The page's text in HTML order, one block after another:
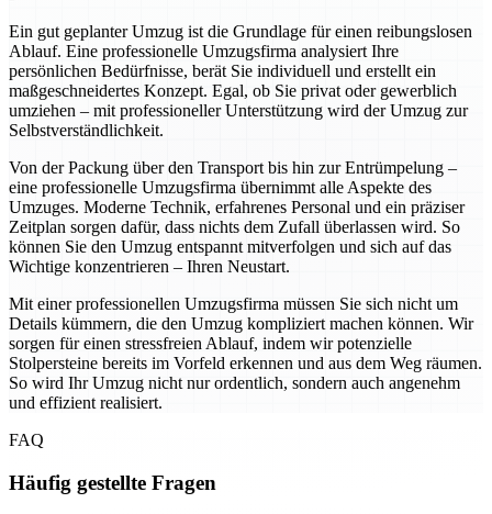
Ein gut geplanter Umzug ist die Grundlage für einen reibungslosen
Ablauf. Eine professionelle Umzugsfirma analysiert Ihre
persönlichen Bedürfnisse, berät Sie individuell und erstellt ein
maßgeschneidertes Konzept. Egal, ob Sie privat oder gewerblich
umziehen – mit professioneller Unterstützung wird der Umzug zur
Selbstverständlichkeit.
Von der Packung über den Transport bis hin zur Entrümpelung –
eine professionelle Umzugsfirma übernimmt alle Aspekte des
Umzuges. Moderne Technik, erfahrenes Personal und ein präziser
Zeitplan sorgen dafür, dass nichts dem Zufall überlassen wird. So
können Sie den Umzug entspannt mitverfolgen und sich auf das
Wichtige konzentrieren – Ihren Neustart.
Mit einer professionellen Umzugsfirma müssen Sie sich nicht um
Details kümmern, die den Umzug kompliziert machen können. Wir
sorgen für einen stressfreien Ablauf, indem wir potenzielle
Stolpersteine bereits im Vorfeld erkennen und aus dem Weg räumen.
So wird Ihr Umzug nicht nur ordentlich, sondern auch angenehm
und effizient realisiert.
FAQ
Häufig gestellte Fragen